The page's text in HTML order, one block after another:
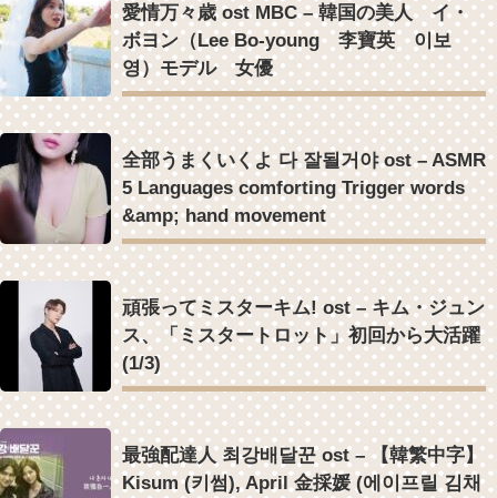
愛情万々歳 ost MBC – 韓国の美人 イ・
ボヨン（Lee Bo-young 李寶英 이보
영）モデル 女優
全部うまくいくよ 다 잘될거야 ost – ASMR
5 Languages comforting Trigger words
&amp; hand movement
頑張ってミスターキム! ost – キム・ジュン
ス、「ミスタートロット」初回から大活躍
(1/3)
最強配達人 최강배달꾼 ost – 【韓繁中字】
Kisum (키썸), April 金採媛 (에이프릴 김채